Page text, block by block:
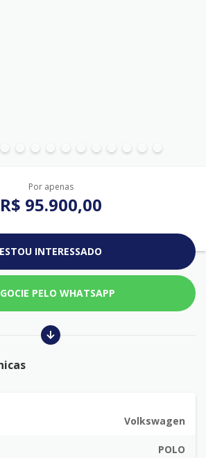
Por apenas
R$ 95.900,00
ESTOU INTERESSADO
PELO WHATSAPP
Volkswagen
POLO